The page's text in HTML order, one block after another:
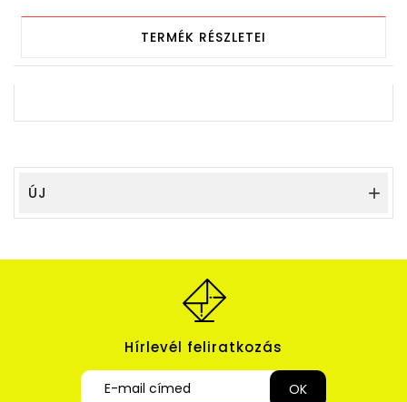
TERMÉK RÉSZLETEI
ÚJ 
Hírlevél feliratkozás